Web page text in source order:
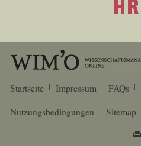
Startseite Impressum FAQs
Nutzungsbedingungen
Sitemap